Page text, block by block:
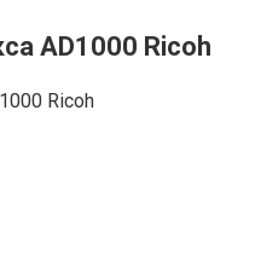
AD1000 Ricoh